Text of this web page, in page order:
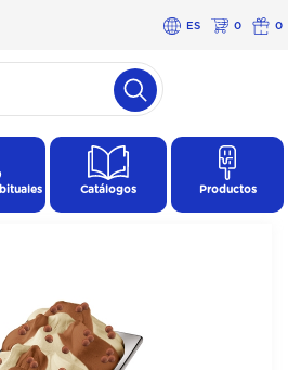
ES 0 0
Catálogos Productos